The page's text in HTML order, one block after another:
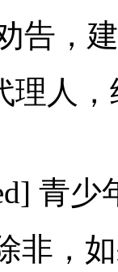
，建
人，
青少
，如